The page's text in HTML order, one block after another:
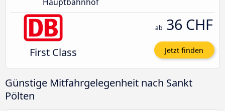
First Class
ab 36 CHF
Jetzt finden
Günstige Mitfahrgelegenheit nach Sankt
Pölten